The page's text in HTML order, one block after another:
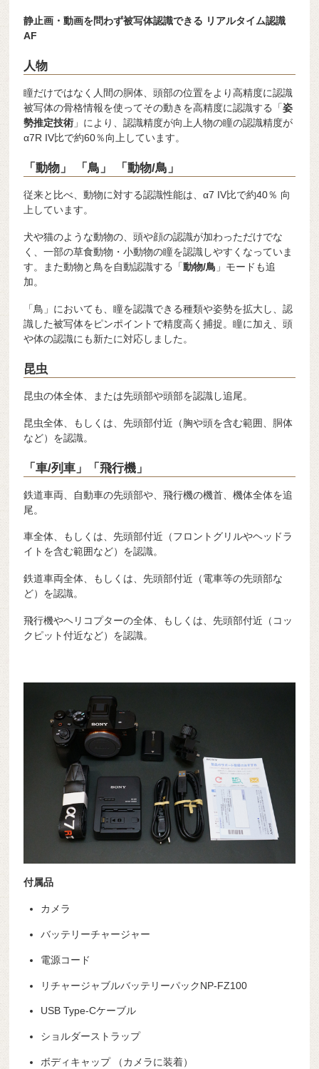
静止画・動画を問わず被写体認識できる リアルタイム認識
AF
人物
瞳だけではなく人間の胴体、頭部の位置をより高精度に認識
被写体の骨格情報を使ってその動きを高精度に認識する「姿
勢推定技術 」により、認識精度が向上人物の瞳の認識精度が
α7R IV比で約60％向上しています。
「動物」 「鳥」 「動物/鳥」
従来と比べ、動物に対する認識性能は、α7 IV比で約40％ 向
上しています。
犬や猫のような動物の、頭や顔の認識が加わっただけでな
く、一部の草食動物・小動物の瞳を認識しやすくなっていま
す。また動物と鳥を自動認識する「動物/鳥 」モードも追
加。
「鳥」においても、瞳を認識できる種類や姿勢を拡大し、認
識した被写体をピンポイントで精度高く捕捉。瞳に加え、頭
や体の認識にも新たに対応しました。
昆虫
昆虫の体全体、または先頭部や頭部を認識し追尾。
昆虫全体、もしくは、先頭部付近（胸や頭を含む範囲、胴体
など）を認識。
「車/列車」「飛行機」
鉄道車両、自動車の先頭部や、飛行機の機首、機体全体を追
尾。
車全体、もしくは、先頭部付近（フロントグリルやヘッドラ
イトを含む範囲など）を認識。
鉄道車両全体、もしくは、先頭部付近（電車等の先頭部な
ど）を認識。
飛行機やヘリコプターの全体、もしくは、先頭部付近（コッ
クピット付近など）を認識。
付属品
カメラ
バッテリーチャージャー
電源コード
リチャージャブルバッテリーパックNP-FZ100
USB Type-Cケーブル
ショルダーストラップ
ボディキャップ （カメラに装着）